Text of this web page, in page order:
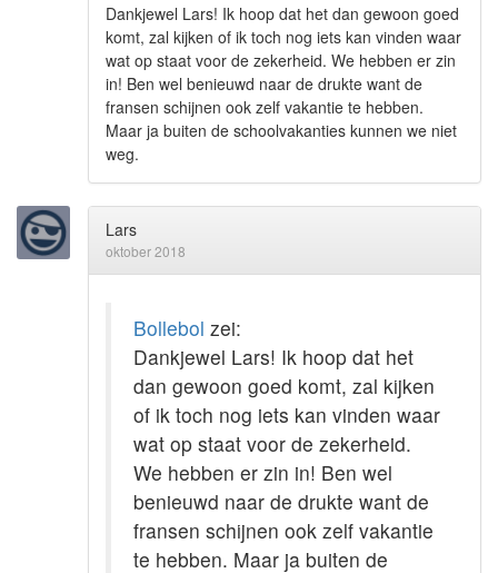
Dankjewel Lars! Ik hoop dat het dan gewoon goed
komt, zal kijken of ik toch nog iets kan vinden waar
wat op staat voor de zekerheid. We hebben er zin
in! Ben wel benieuwd naar de drukte want de
fransen schijnen ook zelf vakantie te hebben.
Maar ja buiten de schoolvakanties kunnen we niet
weg.
Lars
oktober 2018
Bollebol zei:
Dankjewel Lars! Ik hoop dat het
dan gewoon goed komt, zal kijken
of ik toch nog iets kan vinden waar
wat op staat voor de zekerheid.
We hebben er zin in! Ben wel
benieuwd naar de drukte want de
fransen schijnen ook zelf vakantie
te hebben. Maar ja buiten de